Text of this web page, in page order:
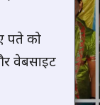
पते को
वेबसाइट